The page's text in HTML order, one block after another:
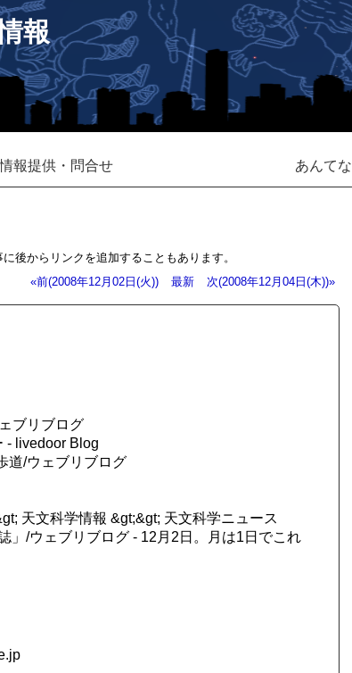
報
情報提供・問合せ あんてな
後からリンクを追加することもあります。
«前(2008年12月02日(火))
最新 次(2008年12月04日(木))»
ブリブログ
- livedoor Blog
道/ウェブリブログ
天文科学情報 &gt;&gt; 天文科学ニュース
」/ウェブリブログ - 12月2日。月は1日でこれ